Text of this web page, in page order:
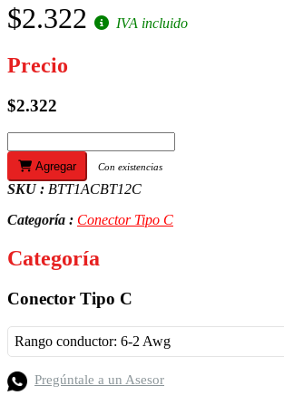
$2.322 IVA incluido
Precio
$2.322
Agregar Con existencias
SKU : BTT1ACBT12C
Categoría : Conector Tipo C
Categoría
Conector Tipo C
Rango conductor: 6-2 Awg
Pregúntale a un Asesor